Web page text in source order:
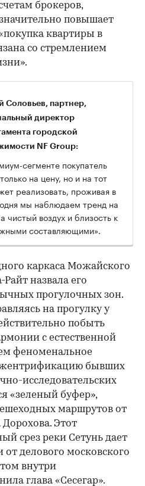
брокеров,
повышает
квартиры в
со стремлением
Соловьев, партнер,
директор
городской
NF Group:
сегменте покупатель
на цену, но и на тот
реализовать, проживая в
мы наблюдаем тренд на
чистый воздух и близость к
составляющими».
каркаса Можайского
назвала его
прогулочных зон.
на прогулку у
побыть
с естественной
феноменальное
бывших
исследовательских
«зеленый буфер»,
маршрутов от
Этот
срез реки Сетунь дает
от делового московского
внутри
глава «Сесегар».